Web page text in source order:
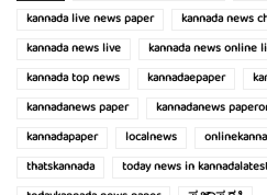
kannada live news paper
kannada news
kannada news live
kannada news online
kannada top news
kannadaepaper
kannadanews paper
kannadanews
kannadapaper
localnews
thatskannada
today news in